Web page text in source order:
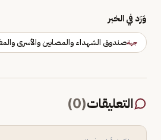
وَرَد في الخبر
جهةصندوق الشهداء والمصابين والأسرى
التعليقات(
0
)